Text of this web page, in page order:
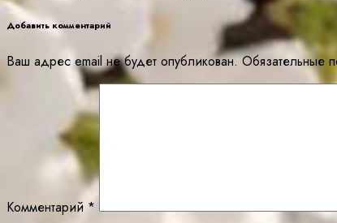
Добавить комментарий
Ваш адрес email не будет опубликован. Обязательные
Комментарий *